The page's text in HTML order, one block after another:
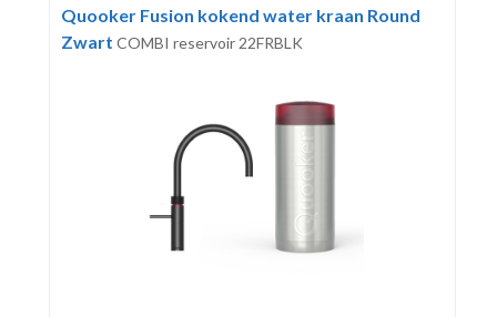
Quooker Fusion kokend water kraan Round
Zwart COMBI reservoir 22FRBLK